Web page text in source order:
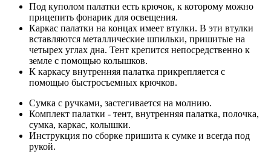
Под куполом палатки есть крючок, к которому можно
прицепить фонарик для освещения.
Каркас палатки на концах имеет втулки. В эти втулки
вставляются металлические шпильки, пришитые на
четырех углах дна. Тент крепится непосредственно к
земле с помощью колышков.
К каркасу внутренняя палатка прикрепляется с
помощью быстросъемных крючков.
Сумка с ручками, застегивается на молнию.
Комплект палатки - тент, внутренняя палатка, полочка,
сумка, каркас, колышки.
Инструкция по сборке пришита к сумке и всегда под
рукой.